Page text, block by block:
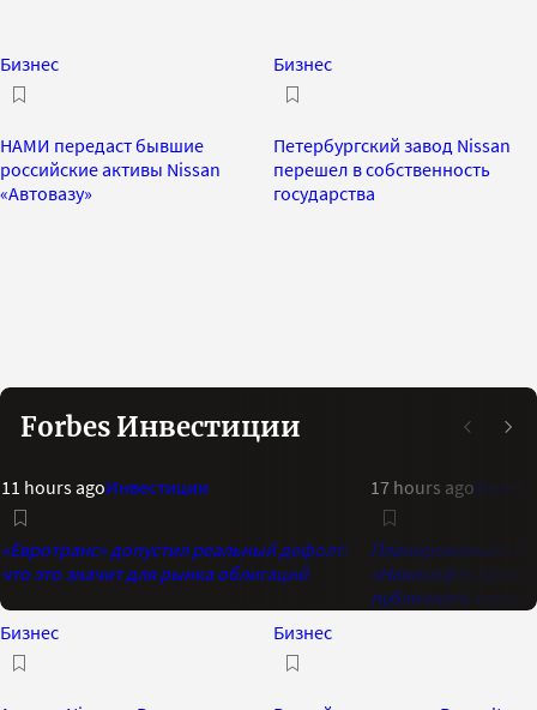
Бизнес
НАМИ передаст бывшие
российские активы Nissan
«Автовазу»
Бизнес
Петербургский завод Nissan
перешел в собственность
государства
Forbes Инвестиции
11 hours agoИнвестиции
«Евротранс» допустил реальный дефолт:
что это значит для рынка облигаций
17 hours ago
Планировавший
«Нанософт»
публичного статуса
Бизнес
Бизнес